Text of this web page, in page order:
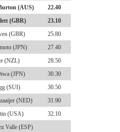
(AUS)
22.40
(GBR)
23.10
(GBR)
25.80
(JPN)
27.40
(NZL)
28.50
(JPN)
30.30
(SUI)
30.50
(NED)
31.90
(USA)
32.10
Valle (ESP)